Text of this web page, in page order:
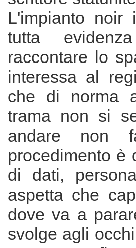
L'impianto
tutta
raccontare lo
interessa al
che di norma
trama non si
andare non
procedimento è
di dati,
aspetta che
dove va a
svolge agli